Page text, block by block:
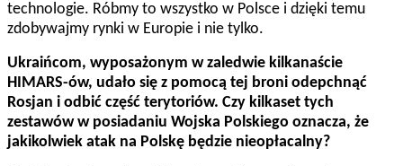
technologie. Róbmy to wszystko w Polsce i dzięki temu
zdobywajmy rynki w Europie i nie tylko.
Ukraińcom, wyposażonym w zaledwie kilkanaście
HIMARS-ów, udało się z pomocą tej broni odepchnąć
Rosjan i odbić część terytoriów. Czy kilkaset tych
zestawów w posiadaniu Wojska Polskiego oznacza, że
jakikolwiek atak na Polskę będzie nieopłacalny?